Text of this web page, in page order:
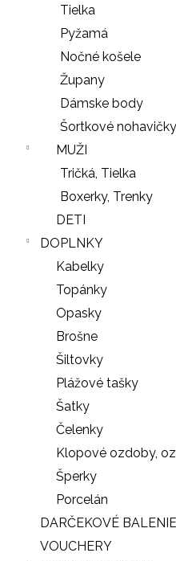
Tielka
Pyžamá
Nočné košele
Župany
Dámske body
Šortkové nohavičky
MUŽI
Tričká, Tielka
Boxerky, Trenky
DETI
DOPLNKY
Kabelky
Topánky
Opasky
Brošne
Šiltovky
Plážové tašky
Šatky
Čelenky
Klopové ozdoby,
Šperky
Porcelán
DARČEKOVÉ BALENIE
VOUCHERY